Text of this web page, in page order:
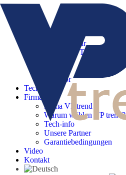
Moderne Tür
Klassische Tür
Zubehör
Tech-info
Firma
Firma VP trend
Warum wählen VP trend?
Tech-info
Unsere Partner
Garantiebedingungen
Video
Kontakt